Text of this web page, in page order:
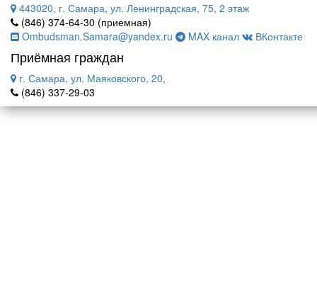
443020, г. Самара, ул. Ленинградская, 75, 2 этаж
(846) 374-64-30 (приемная)
Ombudsman.Samara@yandex.ru
MAX канал ВКонтакте
Приёмная граждан
г. Самара, ул. Маяковского, 20,
(846) 337-29-03